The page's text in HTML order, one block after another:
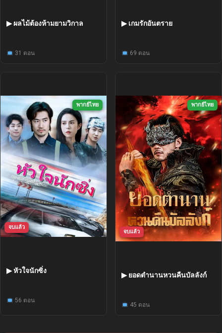
▶ ผลไม้ต้องห้ามยามวิกาล
31 ตอน
▶ เกมรักอันตราย
69 ตอน
พากย์ไทย
จบแล้ว
▶ หัวใจนักซิ่ง
56 ตอน
พากย์ไทย
จบแล้ว
▶ ยอดตำนานหวนคืนบัลลังก์
45 ตอน